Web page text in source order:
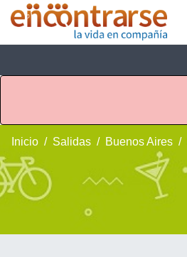
Inicio Salidas Buenos Aires